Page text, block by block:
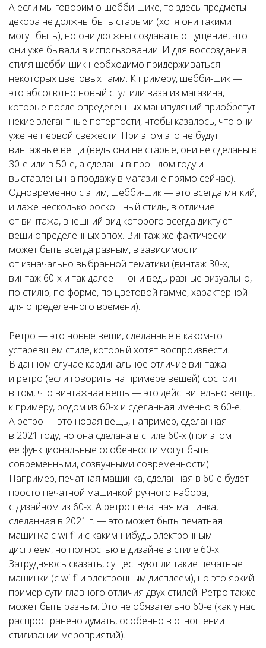
А если мы говорим о шебби-шике, то здесь предметы
декора не должны быть старыми (хотя они такими
могут быть), но они должны создавать ощущение, что
они уже бывали в использовании. И для воссоздания
стиля шебби-шик необходимо придерживаться
некоторых цветовых гамм. К примеру, шебби-шик —
это абсолютно новый стул или ваза из магазина,
которые после определенных манипуляций приобретут
некие элегантные потертости, чтобы казалось, что они
уже не первой свежести. При этом это не будут
винтажные вещи (ведь они не старые, они не сделаны в
30-е или в 50-е, а сделаны в прошлом году и
выставлены на продажу в магазине прямо сейчас).
Одновременно с этим, шебби-шик — это всегда мягкий,
и даже несколько роскошный стиль, в отличие
от винтажа, внешний вид которого всегда диктуют
вещи определенных эпох. Винтаж же фактически
может быть всегда разным, в зависимости
от изначально выбранной тематики (винтаж 30-х,
винтаж 60-х и так далее — они ведь разные визуально,
по стилю, по форме, по цветовой гамме, характерной
для определенного времени).
Ретро — это новые вещи, сделанные в каком-то
устаревшем стиле, который хотят воспроизвести.
В данном случае кардинальное отличие винтажа
и ретро (если говорить на примере вещей) состоит
в том, что винтажная вещь — это действительно вещь,
к примеру, родом из 60-х и сделанная именно в 60-е.
А ретро — это новая вещь, например, сделанная
в 2021 году, но она сделана в стиле 60-х (при этом
ее функциональные особенности могут быть
современными, созвучными современности).
Например, печатная машинка, сделанная в 60-е будет
просто печатной машинкой ручного набора,
с дизайном из 60-х. А ретро печатная машинка,
сделанная в 2021 г. — это может быть печатная
машинка с wi-fi и с каким-нибудь электронным
дисплеем, но полностью в дизайне в стиле 60-х.
Затрудняюсь сказать, существуют ли такие печатные
машинки (с wi-fi и электронным дисплеем), но это яркий
пример сути главного отличия двух стилей. Ретро также
может быть разным. Это не обязательно 60-е (как у нас
распространено думать, особенно в отношении
стилизации мероприятий).